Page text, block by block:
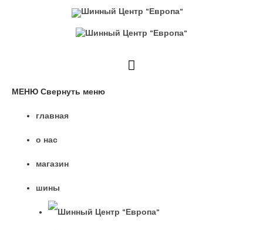
МЕНЮ Свернуть меню
главная
о нас
магазин
шины